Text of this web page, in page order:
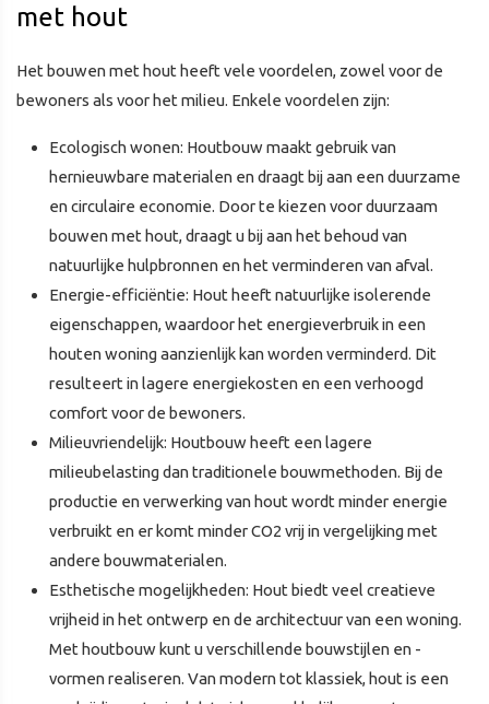
met hout
Het bouwen met hout heeft vele voordelen, zowel voor de
bewoners als voor het milieu. Enkele voordelen zijn:
Ecologisch wonen: Houtbouw maakt gebruik van
hernieuwbare materialen en draagt bij aan een duurzame
en circulaire economie. Door te kiezen voor duurzaam
bouwen met hout, draagt u bij aan het behoud van
natuurlijke hulpbronnen en het verminderen van afval.
Energie-efficiëntie: Hout heeft natuurlijke isolerende
eigenschappen, waardoor het energieverbruik in een
houten woning aanzienlijk kan worden verminderd. Dit
resulteert in lagere energiekosten en een verhoogd
comfort voor de bewoners.
Milieuvriendelijk: Houtbouw heeft een lagere
milieubelasting dan traditionele bouwmethoden. Bij de
productie en verwerking van hout wordt minder energie
verbruikt en er komt minder CO2 vrij in vergelijking met
andere bouwmaterialen.
Esthetische mogelijkheden: Hout biedt veel creatieve
vrijheid in het ontwerp en de architectuur van een woning.
Met houtbouw kunt u verschillende bouwstijlen en -
vormen realiseren. Van modern tot klassiek, hout is een